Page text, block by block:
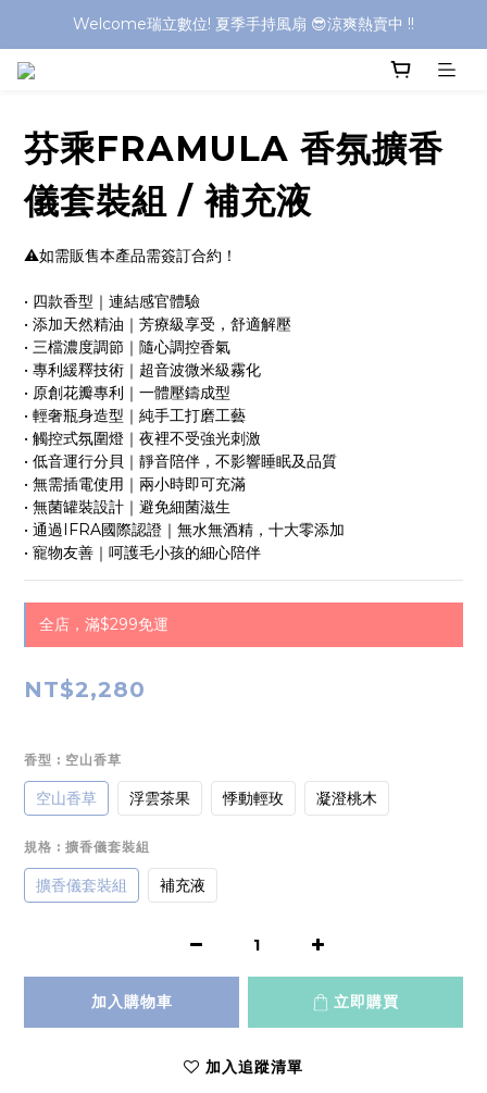
Welcome瑞立數位! 夏季手持風扇 😎涼爽熱賣中 !!
Welcome瑞立數位! 夏季手持風扇 😎涼爽熱賣中 !!
Welcome瑞立數位! 夏季手持風扇 😎涼爽熱賣中 !!
芬乘FRAMULA 香氛擴香
儀套裝組 / 補充液
⚠️如需販售本產品需簽訂合約！
• 四款香型｜連結感官體驗
• 添加天然精油｜芳療級享受，舒適解壓
• 三檔濃度調節｜隨心調控香氣
• 專利緩釋技術｜超音波微米級霧化
• 原創花瓣專利｜一體壓鑄成型
• 輕奢瓶身造型｜純手工打磨工藝
• 觸控式氛圍燈｜夜裡不受強光刺激
• 低音運行分貝｜靜音陪伴，不影響睡眠及品質
• 無需插電使用｜兩小時即可充滿
• 無菌罐裝設計｜避免細菌滋生
• 通過IFRA國際認證｜無水無酒精，十大零添加
• 寵物友善｜呵護毛小孩的細心陪伴
全店，滿$299免運
NT$2,280
香型 : 空山香草
空山香草 浮雲茶果 悸動輕玫 凝澄桃木
規格 : 擴香儀套裝組
擴香儀套裝組 補充液
加入購物車 立即購買
加入追蹤清單